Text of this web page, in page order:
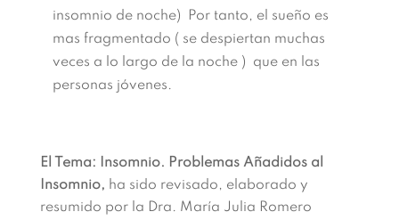
insomnio de noche) Por tanto, el sueño es
mas fragmentado ( se despiertan muchas
veces a lo largo de la noche ) que en las
personas jóvenes.
El Tema: Insomnio. Problemas Añadidos al
Insomnio, ha sido revisado, elaborado y
resumido por la Dra. María Julia Romero